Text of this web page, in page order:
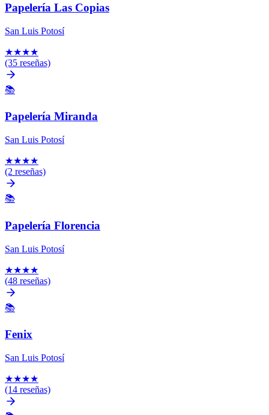
Papelería Las Copias
San Luis Potosí
★★★★
(35 reseñas)
📚
Papelería Miranda
San Luis Potosí
★★★★
(2 reseñas)
📚
Papelería Florencia
San Luis Potosí
★★★★
(48 reseñas)
📚
Fenix
San Luis Potosí
★★★★
(14 reseñas)